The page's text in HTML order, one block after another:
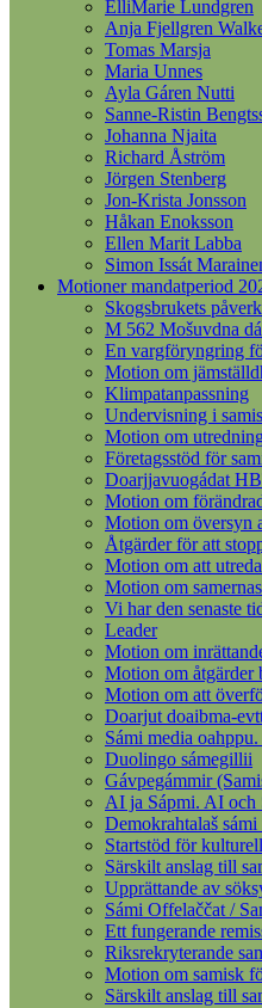
ElliMarie Lundgren
Anja Fjellgren
Tomas Marsja
Maria Unnes
Ayla Gáren Nutti
Sanne-Ristin
Johanna Njaita
Richard Åström
Jörgen Stenberg
Jon-Krista Jonsson
Håkan Enoksson
Ellen Marit Labba
Simon Issát
Motioner mandatperiod
Skogsbrukets
M 562 Mošuvdna
En vargföryngring
Motion om
Klimpatanpassning
Undervisning i
Motion om
Företagsstöd för
Doarjjavuogádat
Motion om
Motion om översyn
Åtgärder för att
Motion om att
Motion om
Vi har den senaste
Leader
Motion om
Motion om åtgärder
Motion om att
Doarjut doaibma-
Sámi media
Duolingo sámegillii
Gávpegámmir
AI ja Sápmi. AI och
Demokrahtalaš sámi
Startstöd för
Särskilt anslag till
Upprättande av
Sámi Offelaččat /
Ett fungerande
Riksrekryterande
Motion om samisk
Särskilt anslag till